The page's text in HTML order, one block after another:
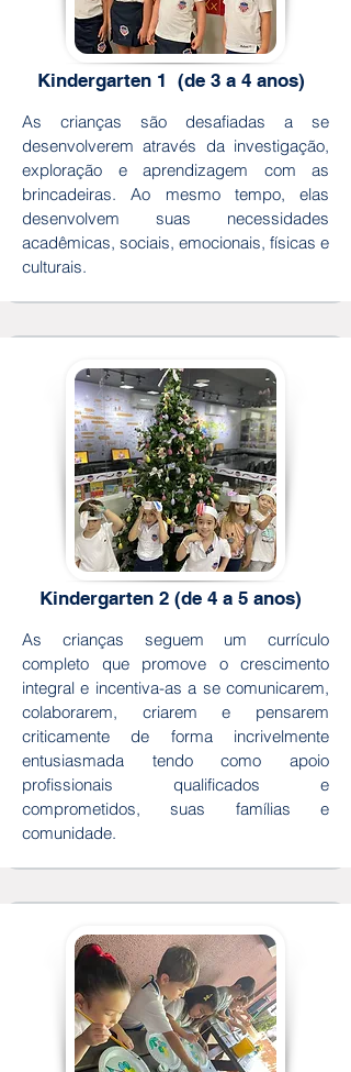
Kindergarten 1 (de 3 a 4 anos)
As crianças são desafiadas a se
desenvolverem através da investigação,
exploração e aprendizagem com as
brincadeiras. Ao mesmo tempo, elas
desenvolvem suas necessidades
acadêmicas, sociais, emocionais, físicas e
culturais.
Kindergarten 2 (de 4 a 5 anos)
As crianças seguem um currículo
completo que promove o crescimento
integral e incentiva-as a se comunicarem,
colaborarem, criarem e pensarem
criticamente de forma incrivelmente
entusiasmada tendo como apoio
profissionais qualificados e
comprometidos, suas famílias e
comunidade.